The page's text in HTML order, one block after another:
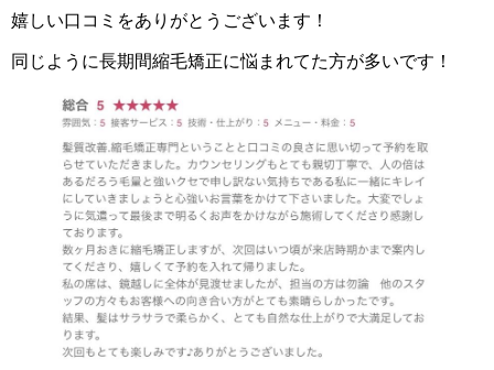
嬉しい口コミをありがとうございます！
同じように長期間縮毛矯正に悩まれてた方が多いです！